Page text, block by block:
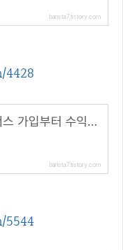
barista7.tistory.com
4428
앱테크, 쿠팡 파트너스 가입부터 수익까지( 추천코드 : AF5353454 )
barista7.tistory.com
5544